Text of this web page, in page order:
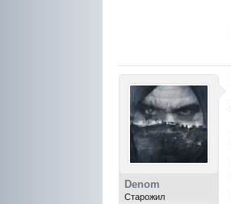
Denom
Старожил